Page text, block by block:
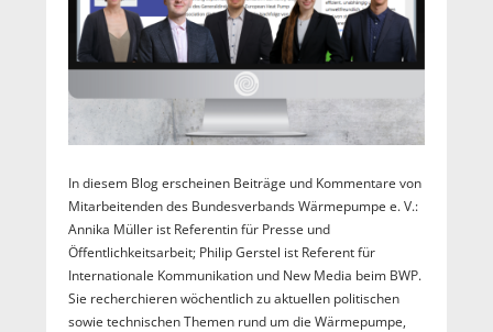
In diesem Blog erscheinen Beiträge und Kommentare von
Mitarbeitenden des Bundesverbands Wärmepumpe e. V.:
Annika Müller ist Referentin für Presse und
Öffentlichkeitsarbeit; Philip Gerstel ist Referent für
Internationale Kommunikation und New Media beim BWP.
Sie recherchieren wöchentlich zu aktuellen politischen
sowie technischen Themen rund um die Wärmepumpe,